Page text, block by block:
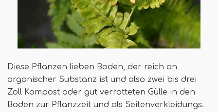
Diese Pflanzen lieben Boden, der reich an
organischer Substanz ist und also zwei bis drei
Zoll Kompost oder gut verrotteten Gülle in den
Boden zur Pflanzzeit und als Seitenverkleidungs.